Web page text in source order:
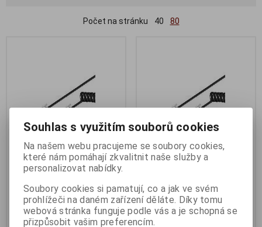
Počet na stránku 40 80
PremiumCord Kabel telefonní
2m - černý
Termín dodání (dny): 1
4m - černý
Termín dodání (dny):1
Souhlas s využitím souborů cookies
Na našem webu pracujeme se soubory cookies,
které nám pomáhají zkvalitnit naše služby a
personalizovat nabídky.
Soubory cookies si pamatují, co a jak ve svém
prohlížeči na daném zařízení děláte. Díky tomu
webová stránka funguje podle vás a je schopná se
přizpůsobit vašim preferencím.